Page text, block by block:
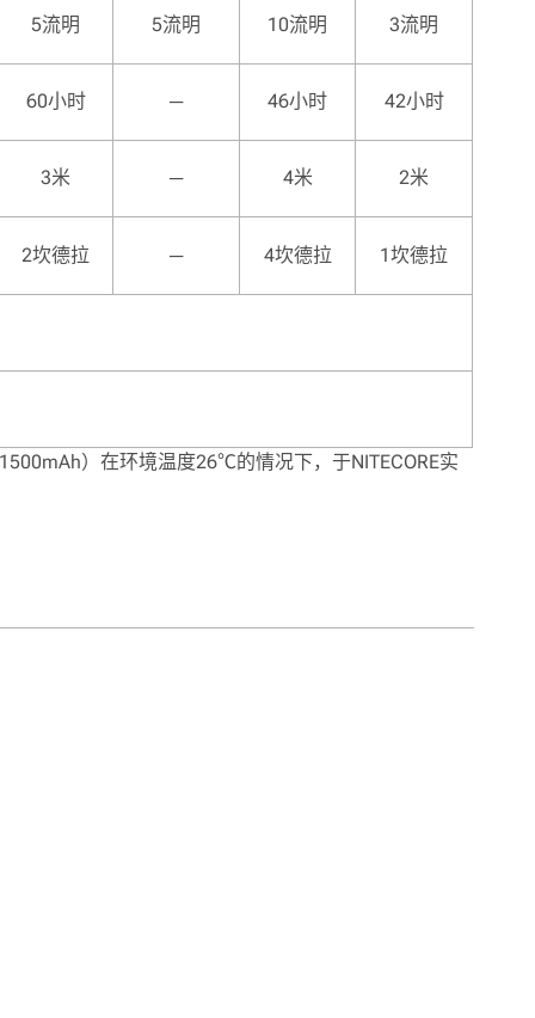
5流明 5流明 10流明 3流明
60小时 ─ 46小时 42小时
3米 ─ 4米 2米
2坎德拉 ─ 4坎德拉 1坎德拉
）在环境温度26℃的情况下，于NITECORE实